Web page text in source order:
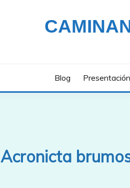
Blog Presentación
Acronicta